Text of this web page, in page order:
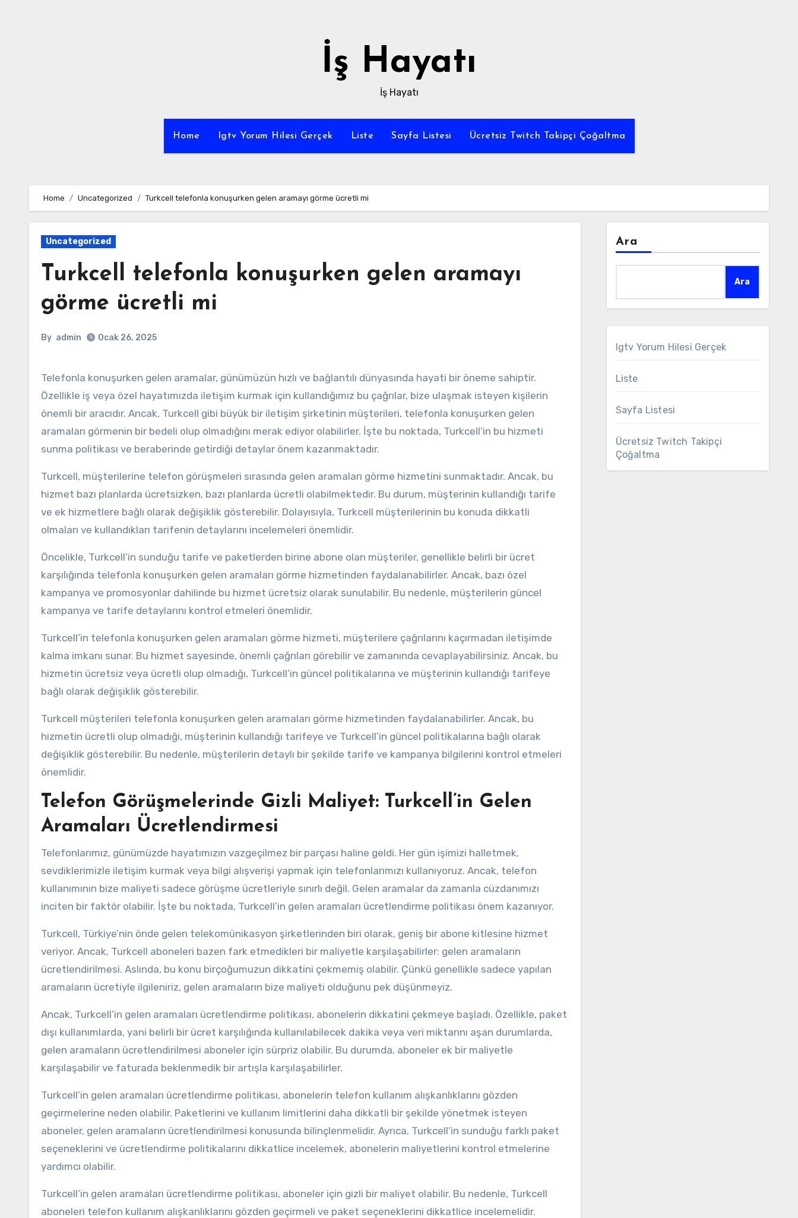
İş Hayatı
İş Hayatı
Home Igtv Yorum Hilesi Gerçek Liste Sayfa Listesi Ücretsiz Twitch Takipçi Çoğaltma
Home Uncategorized Turkcell telefonla konuşurken gelen aramayı görme ücretli mi
Uncategorized
Turkcell telefonla konuşurken gelen aramayı
görme ücretli mi
By admin Ocak 26, 2025
Telefonla konuşurken gelen aramalar, günümüzün hızlı ve bağlantılı dünyasında hayati bir öneme sahiptir.
Özellikle iş veya özel hayatımızda iletişim kurmak için kullandığımız bu çağrılar, bize ulaşmak isteyen kişilerin
önemli bir aracıdır. Ancak, Turkcell gibi büyük bir iletişim şirketinin müşterileri, telefonla konuşurken gelen
aramaları görmenin bir bedeli olup olmadığını merak ediyor olabilirler. İşte bu noktada, Turkcell’in bu hizmeti
sunma politikası ve beraberinde getirdiği detaylar önem kazanmaktadır.
Turkcell, müşterilerine telefon görüşmeleri sırasında gelen aramaları görme hizmetini sunmaktadır. Ancak, bu
hizmet bazı planlarda ücretsizken, bazı planlarda ücretli olabilmektedir. Bu durum, müşterinin kullandığı tarife
ve ek hizmetlere bağlı olarak değişiklik gösterebilir. Dolayısıyla, Turkcell müşterilerinin bu konuda dikkatli
olmaları ve kullandıkları tarifenin detaylarını incelemeleri önemlidir.
Öncelikle, Turkcell’in sunduğu tarife ve paketlerden birine abone olan müşteriler, genellikle belirli bir ücret
karşılığında telefonla konuşurken gelen aramaları görme hizmetinden faydalanabilirler. Ancak, bazı özel
kampanya ve promosyonlar dahilinde bu hizmet ücretsiz olarak sunulabilir. Bu nedenle, müşterilerin güncel
kampanya ve tarife detaylarını kontrol etmeleri önemlidir.
Turkcell’in telefonla konuşurken gelen aramaları görme hizmeti, müşterilere çağrılarını kaçırmadan iletişimde
kalma imkanı sunar. Bu hizmet sayesinde, önemli çağrıları görebilir ve zamanında cevaplayabilirsiniz. Ancak, bu
hizmetin ücretsiz veya ücretli olup olmadığı, Turkcell’in güncel politikalarına ve müşterinin kullandığı tarifeye
bağlı olarak değişiklik gösterebilir.
Turkcell müşterileri telefonla konuşurken gelen aramaları görme hizmetinden faydalanabilirler. Ancak, bu
hizmetin ücretli olup olmadığı, müşterinin kullandığı tarifeye ve Turkcell’in güncel politikalarına bağlı olarak
değişiklik gösterebilir. Bu nedenle, müşterilerin detaylı bir şekilde tarife ve kampanya bilgilerini kontrol etmeleri
önemlidir.
Telefon Görüşmelerinde Gizli Maliyet: Turkcell’in Gelen
Aramaları Ücretlendirmesi
Telefonlarımız, günümüzde hayatımızın vazgeçilmez bir parçası haline geldi. Her gün işimizi halletmek,
sevdiklerimizle iletişim kurmak veya bilgi alışverişi yapmak için telefonlarımızı kullanıyoruz. Ancak, telefon
kullanımının bize maliyeti sadece görüşme ücretleriyle sınırlı değil. Gelen aramalar da zamanla cüzdanımızı
inciten bir faktör olabilir. İşte bu noktada, Turkcell’in gelen aramaları ücretlendirme politikası önem kazanıyor.
Turkcell, Türkiye’nin önde gelen telekomünikasyon şirketlerinden biri olarak, geniş bir abone kitlesine hizmet
veriyor. Ancak, Turkcell aboneleri bazen fark etmedikleri bir maliyetle karşılaşabilirler: gelen aramaların
ücretlendirilmesi. Aslında, bu konu birçoğumuzun dikkatini çekmemiş olabilir. Çünkü genellikle sadece yapılan
aramaların ücretiyle ilgileniriz, gelen aramaların bize maliyeti olduğunu pek düşünmeyiz.
Ancak, Turkcell’in gelen aramaları ücretlendirme politikası, abonelerin dikkatini çekmeye başladı. Özellikle, paket
dışı kullanımlarda, yani belirli bir ücret karşılığında kullanılabilecek dakika veya veri miktarını aşan durumlarda,
gelen aramaların ücretlendirilmesi aboneler için sürpriz olabilir. Bu durumda, aboneler ek bir maliyetle
karşılaşabilir ve faturada beklenmedik bir artışla karşılaşabilirler.
Turkcell’in gelen aramaları ücretlendirme politikası, abonelerin telefon kullanım alışkanlıklarını gözden
geçirmelerine neden olabilir. Paketlerini ve kullanım limitlerini daha dikkatli bir şekilde yönetmek isteyen
aboneler, gelen aramaların ücretlendirilmesi konusunda bilinçlenmelidir. Ayrıca, Turkcell’in sunduğu farklı paket
seçeneklerini ve ücretlendirme politikalarını dikkatlice incelemek, abonelerin maliyetlerini kontrol etmelerine
yardımcı olabilir.
Turkcell’in gelen aramaları ücretlendirme politikası, aboneler için gizli bir maliyet olabilir. Bu nedenle, Turkcell
aboneleri telefon kullanım alışkanlıklarını gözden geçirmeli ve paket seçeneklerini dikkatlice incelemelidir.
Ara
Ara
Igtv Yorum Hilesi Gerçek
Liste
Sayfa Listesi
Ücretsiz Twitch Takipçi
Çoğaltma